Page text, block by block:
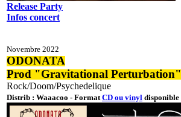
Release Party
Infos concert
Novembre 2022
ODONATA
Prod "Gravitational Perturbation"
Rock/Doom/Psychedelique
Distrib : Waaacoo - Format CD ou vinyl disponible